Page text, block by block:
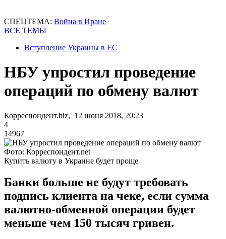
СПЕЦТЕМА: Война в Иране
ВСЕ ТЕМЫ
Вступление Украины в ЕС
НБУ упростил проведение
операций по обмену валют
Корреспондент.biz, 12 июня 2018, 20:23
4
14967
Фото: Корреспондент.net
Купить валюту в Украине будет проще
Банки больше не будут требовать
подпись клиента на чеке, если сумма
валютно-обменной операции будет
меньше чем 150 тысяч гривен.